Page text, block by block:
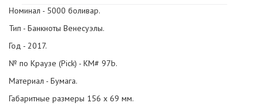
Номинал - 5000 боливар.
Тип - Банкноты Венесуэлы.
Год - 2017.
№ по Краузе (Pick) - KM# 97b.
Материал - Бумага.
Габаритные размеры 156 х 69 мм.